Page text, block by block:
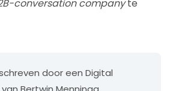
conversation companyte
door een Digital